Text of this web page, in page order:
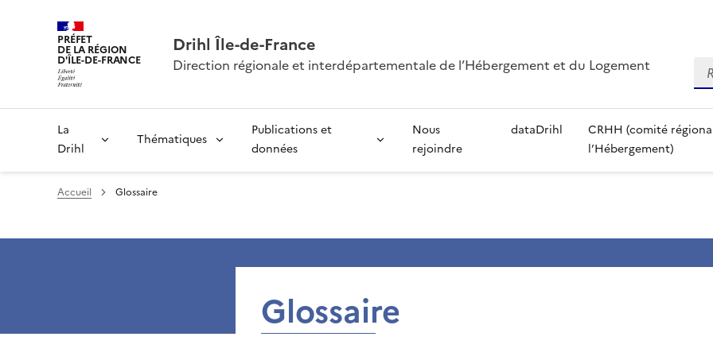
PRÉFET
DE LA RÉGION
D'ÎLE-DE-FRANCE
Drihl Île-de-France
Direction régionale et interdépartementale de l’Hébergement et du Logement
La
Drihl
Thématiques
Publications et
données
Nous
rejoindre
dataDrihl
CRHH (comité
l’Hébergement)
Accueil Glossaire
Glossaire